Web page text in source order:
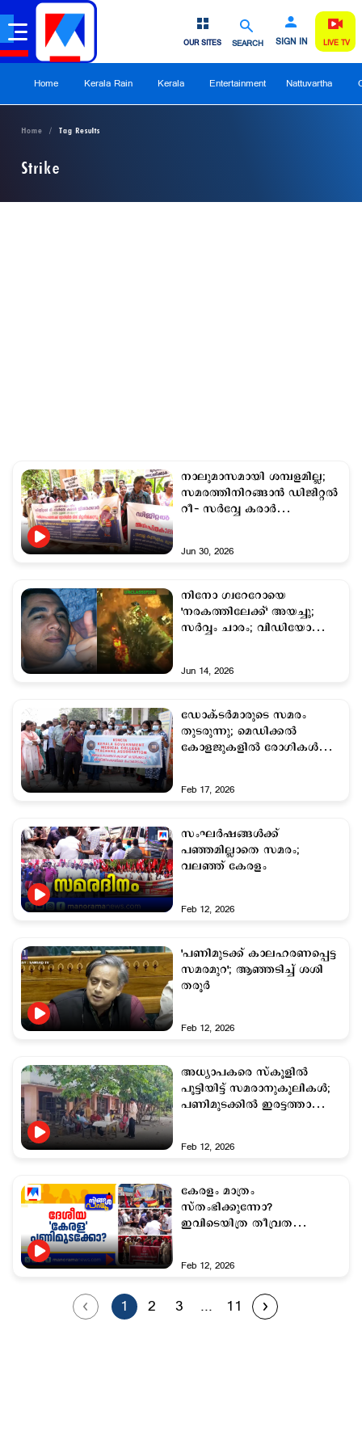
SEARCH SIGN IN
OUR SITES LIVE TV
Home Kerala Rain Kerala Entertainment Nattuvartha
Home Tag Results
Strike
നാലുമാസമായി ശമ്പളമില്ല;
സമരത്തിനിറങ്ങാൻ ഡിജിറ്റൽ
റീ- സർവ്വേ കരാർ
Jun 30, 2026
നിനോ ഗ്വറേറോയെ
'നരകത്തിലേക്ക്' അയച്ചു;
സര്‍വ്വം ചാരം; വിഡിയോ
Jun 14, 2026
ഡോക്ടര്‍മാരുടെ സമരം
തുടരുന്നു; മെഡിക്കല്‍
കോളജുകളില്‍ രോഗികള്‍ക്ക്
Feb 17, 2026
സംഘര്‍ഷങ്ങള്‍ക്ക്
പഞ്ഞമില്ലാതെ സമരം;
വലഞ്ഞ് കേരളം
Feb 12, 2026
'പണിമുടക്ക് കാലഹരണപ്പെട്ട
സമരമുറ'; ആഞ്ഞടിച്ച് ശശി
തരൂർ
Feb 12, 2026
അധ്യാപകരെ സ്കൂളില്‍
പൂട്ടിയിട്ട് സമരാനുകൂലികള്‍;
പണിമുടക്കിൽ ഇരട്ടത്താപ്പും
Feb 12, 2026
കേരളം മാത്രം
സ്തംഭിക്കുന്നോ?
ഇവിടെയിത്ര തീവ്രത
Feb 12, 2026
1 2 3 ... 11